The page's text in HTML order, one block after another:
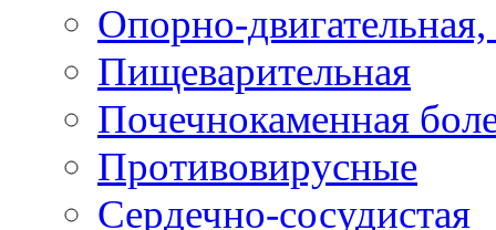
Опорно-
Пищеварительная
Почечнокаменная
Противовирусные
Сердечно-сосудистая